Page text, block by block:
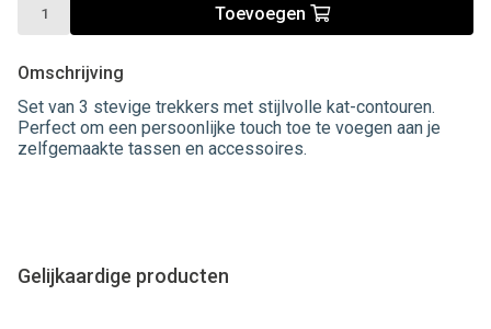
Toevoegen
Omschrijving
Set van 3 stevige trekkers met stijlvolle kat-contouren.
Perfect om een persoonlijke touch toe te voegen aan je
zelfgemaakte tassen en accessoires.
Gelijkaardige producten